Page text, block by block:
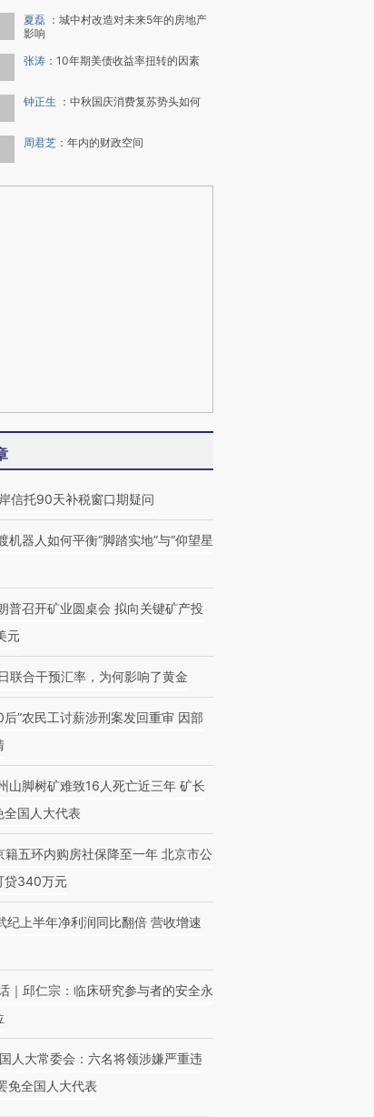
夏磊 ： 城中村改造对未来5年的房地产
影响
张涛 ： 10年期美债收益率扭转的因素
钟正生 ： 中秋国庆消费复苏势头如何
周君芝 ： 年内的财政空间
信托90天补税窗口期疑问
机器人如何平衡“脚踏实地”与“仰望星
普召开矿业圆桌会 拟向关键矿产投
元
联合干预汇率，为何影响了黄金
后”农民工讨薪涉刑案发回重审 因部
山脚树矿难致16人死亡近三年 矿长
全国人大代表
籍五环内购房社保降至一年 北京市公
贷340万元
纪上半年净利润同比翻倍 营收增速
｜邱仁宗：临床研究参与者的安全永
人大常委会：六名将领涉嫌严重违
免全国人大代表